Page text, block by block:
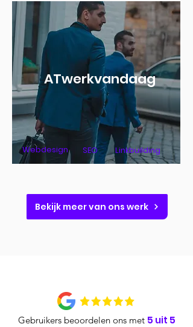
SEO Linkbuilding
ATwerkvandaag
Webdesign
Bekijk meer van ons werk
Gebruikers beoordelen ons met 5 uit 5